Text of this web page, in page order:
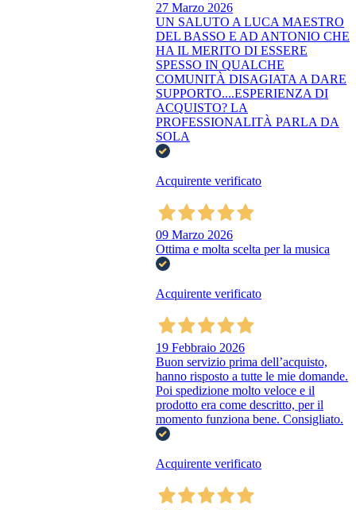
27 Marzo 2026
UN SALUTO A LUCA MAESTRO
DEL BASSO E AD ANTONIO CHE
HA IL MERITO DI ESSERE
SPESSO IN QUALCHE
COMUNITÀ DISAGIATA A DARE
SUPPORTO....ESPERIENZA DI
ACQUISTO? LA
PROFESSIONALITÀ PARLA DA
SOLA
Acquirente verificato
09 Marzo 2026
Ottima e molta scelta per la musica
Acquirente verificato
19 Febbraio 2026
Buon servizio prima dell’acquisto,
hanno risposto a tutte le mie domande.
Poi spedizione molto veloce e il
prodotto era come descritto, per il
momento funziona bene. Consigliato.
Acquirente verificato